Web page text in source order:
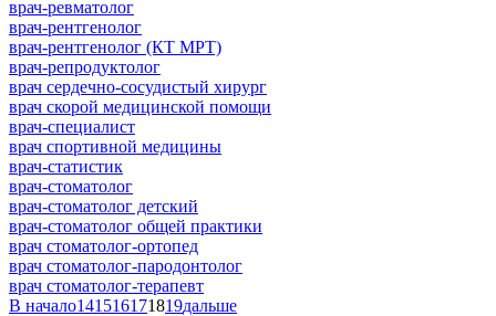
врач-ревматолог
врач-рентгенолог
врач-рентгенолог (КТ МРТ)
врач-репродуктолог
врач сердечно-сосудистый хирург
врач скорой медицинской помощи
врач-специалист
врач спортивной медицины
врач-статистик
врач-стоматолог
врач-стоматолог детский
врач-стоматолог общей практики
врач стоматолог-ортопед
врач стоматолог-пародонтолог
врач стоматолог-терапевт
В начало141516171819дальше